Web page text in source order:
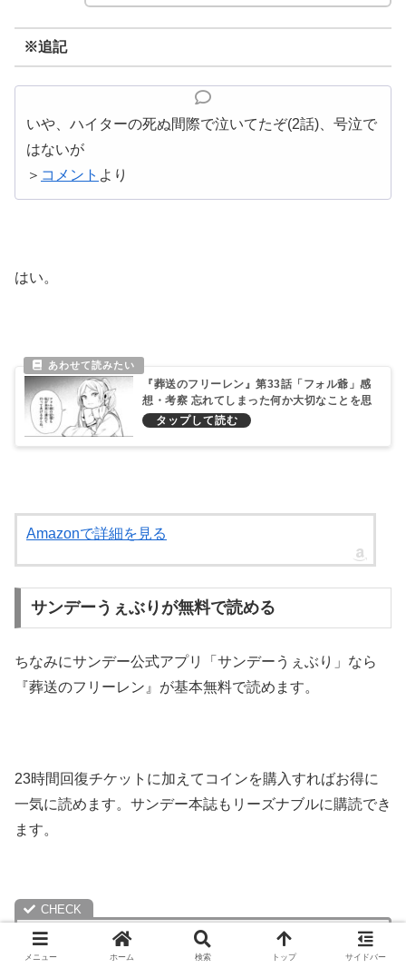
※追記
いや、ハイターの死ぬ間際で泣いてたぞ(2話)、号泣で
はないが
＞ コメント より
はい。
『葬送のフリーレン』第33話「フォル爺」感
想・考察 忘れてしまった何か大切なことを思
い出す
Amazonで詳細を見る
サンデーうぇぶりが無料で読める
ちなみにサンデー公式アプリ「サンデーうぇぶり」なら
『葬送のフリーレン』が基本無料で読めます。
23時間回復チケットに加えてコインを購入すればお得に
一気に読めます。サンデー本誌もリーズナブルに購読でき
ます。
【基本無料で読める作品】
メニュー ホーム 検索 トップ サイドバー